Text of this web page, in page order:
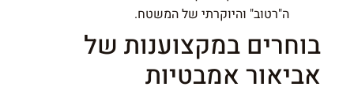
ה"רטוב" והיוקרתי של המשטח.
בוחרים במקצוענות של
אביאור אמבטיות